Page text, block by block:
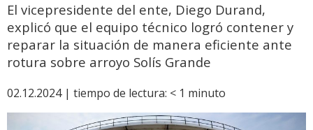
El vicepresidente del ente, Diego Durand,
explicó que el equipo técnico logró contener y
reparar la situación de manera eficiente ante
rotura sobre arroyo Solís Grande
02.12.2024 | tiempo de lectura: < 1 minuto